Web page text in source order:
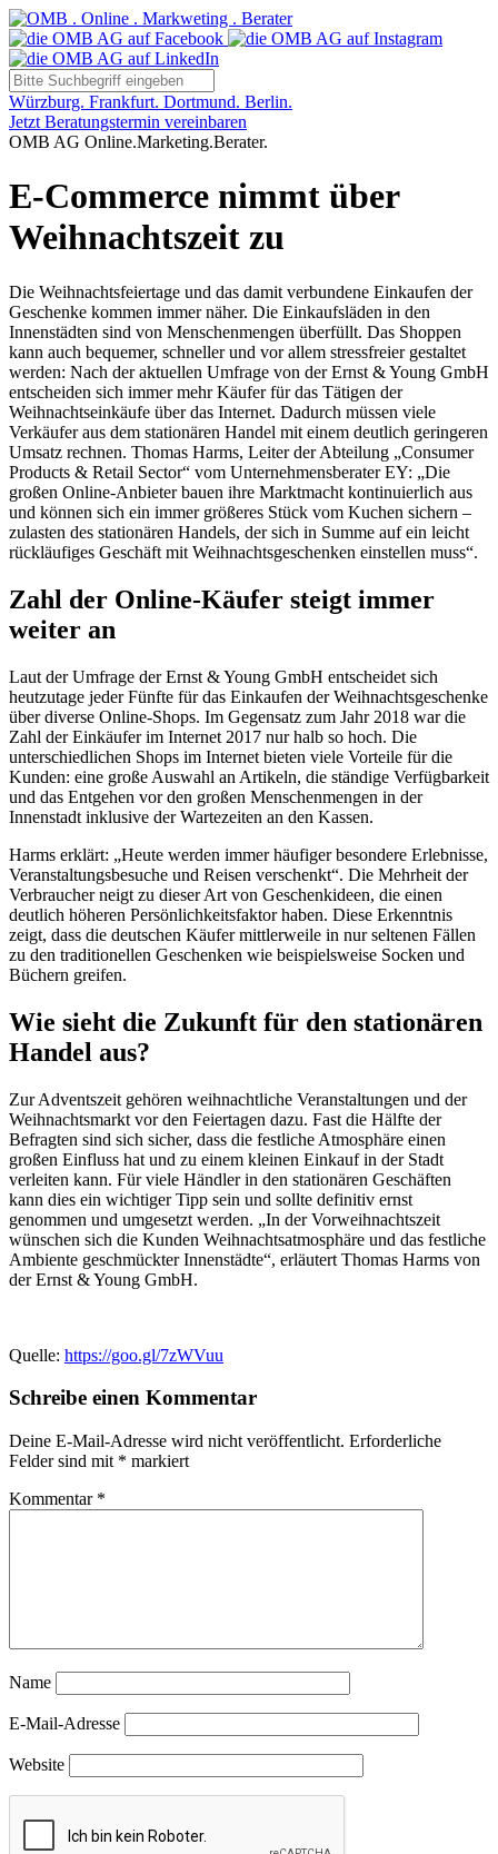
Würzburg. Frankfurt. Dortmund. Berlin.
Jetzt Beratungstermin vereinbaren
OMB AG Online.Marketing.Berater.
E-Commerce nimmt über
Weihnachtszeit zu
Die Weihnachtsfeiertage und das damit verbundene Einkaufen der
Geschenke kommen immer näher. Die Einkaufsläden in den
Innenstädten sind von Menschenmengen überfüllt. Das Shoppen
kann auch bequemer, schneller und vor allem stressfreier gestaltet
werden: Nach der aktuellen Umfrage von der Ernst & Young GmbH
entscheiden sich immer mehr Käufer für das Tätigen der
Weihnachtseinkäufe über das Internet. Dadurch müssen viele
Verkäufer aus dem stationären Handel mit einem deutlich geringeren
Umsatz rechnen. Thomas Harms, Leiter der Abteilung „Consumer
Products & Retail Sector“ vom Unternehmensberater EY: „Die
großen Online-Anbieter bauen ihre Marktmacht kontinuierlich aus
und können sich ein immer größeres Stück vom Kuchen sichern –
zulasten des stationären Handels, der sich in Summe auf ein leicht
rückläufiges Geschäft mit Weihnachtsgeschenken einstellen muss“.
Zahl der Online-Käufer steigt immer
weiter an
Laut der Umfrage der Ernst & Young GmbH entscheidet sich
heutzutage jeder Fünfte für das Einkaufen der Weihnachtsgeschenke
über diverse Online-Shops. Im Gegensatz zum Jahr 2018 war die
Zahl der Einkäufer im Internet 2017 nur halb so hoch. Die
unterschiedlichen Shops im Internet bieten viele Vorteile für die
Kunden: eine große Auswahl an Artikeln, die ständige Verfügbarkeit
und das Entgehen vor den großen Menschenmengen in der
Innenstadt inklusive der Wartezeiten an den Kassen.
Harms erklärt: „Heute werden immer häufiger besondere Erlebnisse,
Veranstaltungsbesuche und Reisen verschenkt“. Die Mehrheit der
Verbraucher neigt zu dieser Art von Geschenkideen, die einen
deutlich höheren Persönlichkeitsfaktor haben. Diese Erkenntnis
zeigt, dass die deutschen Käufer mittlerweile in nur seltenen Fällen
zu den traditionellen Geschenken wie beispielsweise Socken und
Büchern greifen.
Wie sieht die Zukunft für den stationären
Handel aus?
Zur Adventszeit gehören weihnachtliche Veranstaltungen und der
Weihnachtsmarkt vor den Feiertagen dazu. Fast die Hälfte der
Befragten sind sich sicher, dass die festliche Atmosphäre einen
großen Einfluss hat und zu einem kleinen Einkauf in der Stadt
verleiten kann. Für viele Händler in den stationären Geschäften
kann dies ein wichtiger Tipp sein und sollte definitiv ernst
genommen und umgesetzt werden. „In der Vorweihnachtszeit
wünschen sich die Kunden Weihnachtsatmosphäre und das festliche
Ambiente geschmückter Innenstädte“, erläutert Thomas Harms von
der Ernst & Young GmbH.
Quelle: https://goo.gl/7zWVuu
Schreibe einen Kommentar
Deine E-Mail-Adresse wird nicht veröffentlicht. Erforderliche
Felder sind mit * markiert
Kommentar *
Name
E-Mail-Adresse
Website